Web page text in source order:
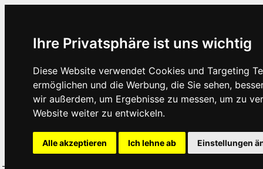
Ihre Privatsphäre ist uns wichtig
Diese Website verwendet Cookies und Targeting
ermöglichen und die Werbung, die Sie sehen,
wir außerdem, um Ergebnisse zu messen, um zu
Website weiter zu entwickeln.
Alle akzeptieren Ich lehne ab Einstellungen